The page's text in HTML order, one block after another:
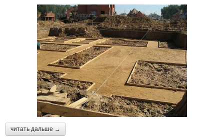
читать дальше →